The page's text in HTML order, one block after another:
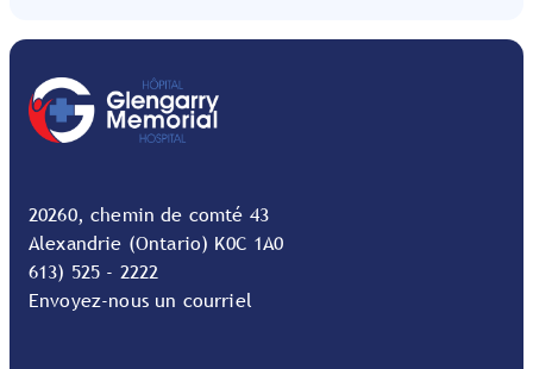
20260, chemin de comté 43
Alexandrie (Ontario) K0C 1A0
613) 525 - 2222
Envoyez-nous un courriel